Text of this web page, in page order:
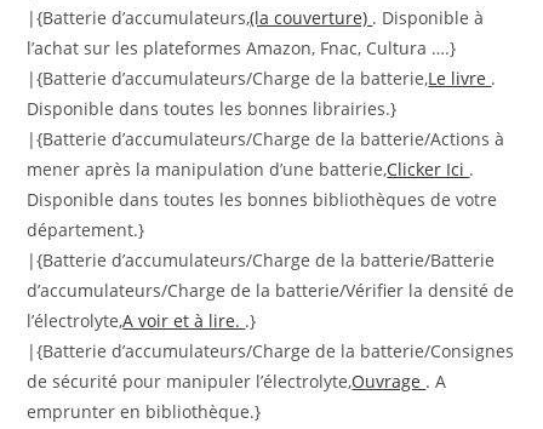
|{Batterie d’accumulateurs,(la couverture) . Disponible à
l’achat sur les plateformes Amazon, Fnac, Cultura ….}
|{Batterie d’accumulateurs/Charge de la batterie,Le livre .
Disponible dans toutes les bonnes librairies.}
|{Batterie d’accumulateurs/Charge de la batterie/Actions à
mener après la manipulation d’une batterie,Clicker Ici .
Disponible dans toutes les bonnes bibliothèques de votre
département.}
|{Batterie d’accumulateurs/Charge de la batterie/Batterie
d’accumulateurs/Charge de la batterie/Vérifier la densité de
l’électrolyte,A voir et à lire. .}
|{Batterie d’accumulateurs/Charge de la batterie/Consignes
de sécurité pour manipuler l’électrolyte,Ouvrage . A
emprunter en bibliothèque.}